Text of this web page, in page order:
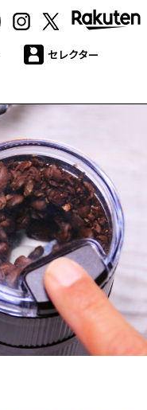
セレクター